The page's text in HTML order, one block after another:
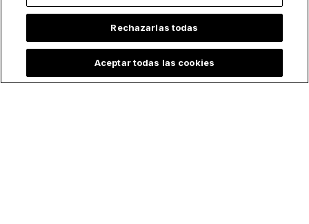
jaleo"
Rechazarlas todas
Aceptar todas las cookies